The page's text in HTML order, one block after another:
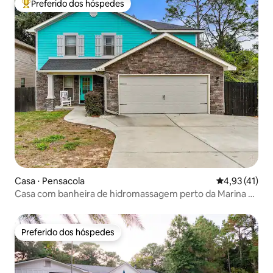
Entre os melhores preferidos dos hóspedes
Preferido dos hóspedes
Casa ⋅ Pensacola 4,93 de uma
4,93 (41)
Casa com banheira de hidromassagem perto da Marina e
Preferido dos hóspedes
Preferido dos hóspedes